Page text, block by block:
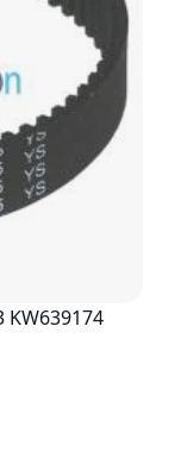
KW639174